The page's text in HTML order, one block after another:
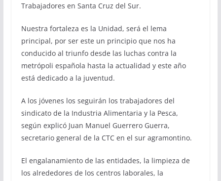
Trabajadores en Santa Cruz del Sur.
Nuestra fortaleza es la Unidad, será el lema
principal, por ser este un principio que nos ha
conducido al triunfo desde las luchas contra la
metrópoli española hasta la actualidad y este año
está dedicado a la juventud.
A los jóvenes los seguirán los trabajadores del
sindicato de la Industria Alimentaria y la Pesca,
según explicó Juan Manuel Guerrero Guerra,
secretario general de la CTC en el sur agramontino.
El engalanamiento de las entidades, la limpieza de
los alrededores de los centros laborales, la